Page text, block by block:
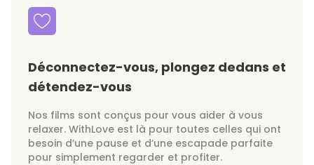
Déconnectez-vous, plongez dedans et
détendez-vous
Nos films sont conçus pour vous aider à vous
relaxer. WithLove est là pour toutes celles qui ont
besoin d’une pause et d’une escapade parfaite
pour simplement regarder et profiter.